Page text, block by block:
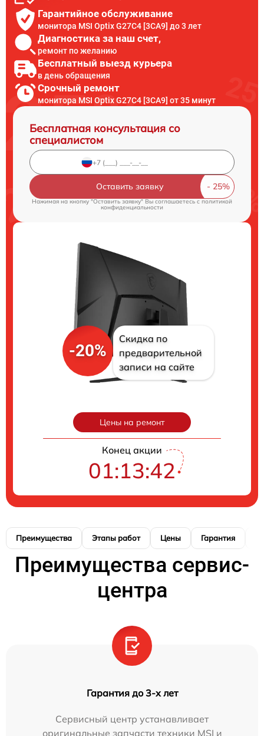
Гарантийное обслуживание
монитора MSI Optix G27C4 [3CA9] до 3 лет
Диагностика за наш счет,
ремонт по желанию
Бесплатный выезд курьера
в день обращения
Срочный ремонт
монитора MSI Optix G27C4 [3CA9] от 35 минут
Бесплатная консультация со
специалистом
Оставить заявку
Нажимая на кнопку "Оставить заявку" Вы соглашаетесь cполитикой
конфиденциальности
-20%
Скидка по
предварительной
записи на сайте
Цены на ремонт
Конец акции
01:13:41
Преимущества Этапы работ Цены Гарантия
Преимущества сервис-
центра
Гарантия до 3-х лет
Сервисный центр устанавливает
оригинальные запчасти техники MSI и